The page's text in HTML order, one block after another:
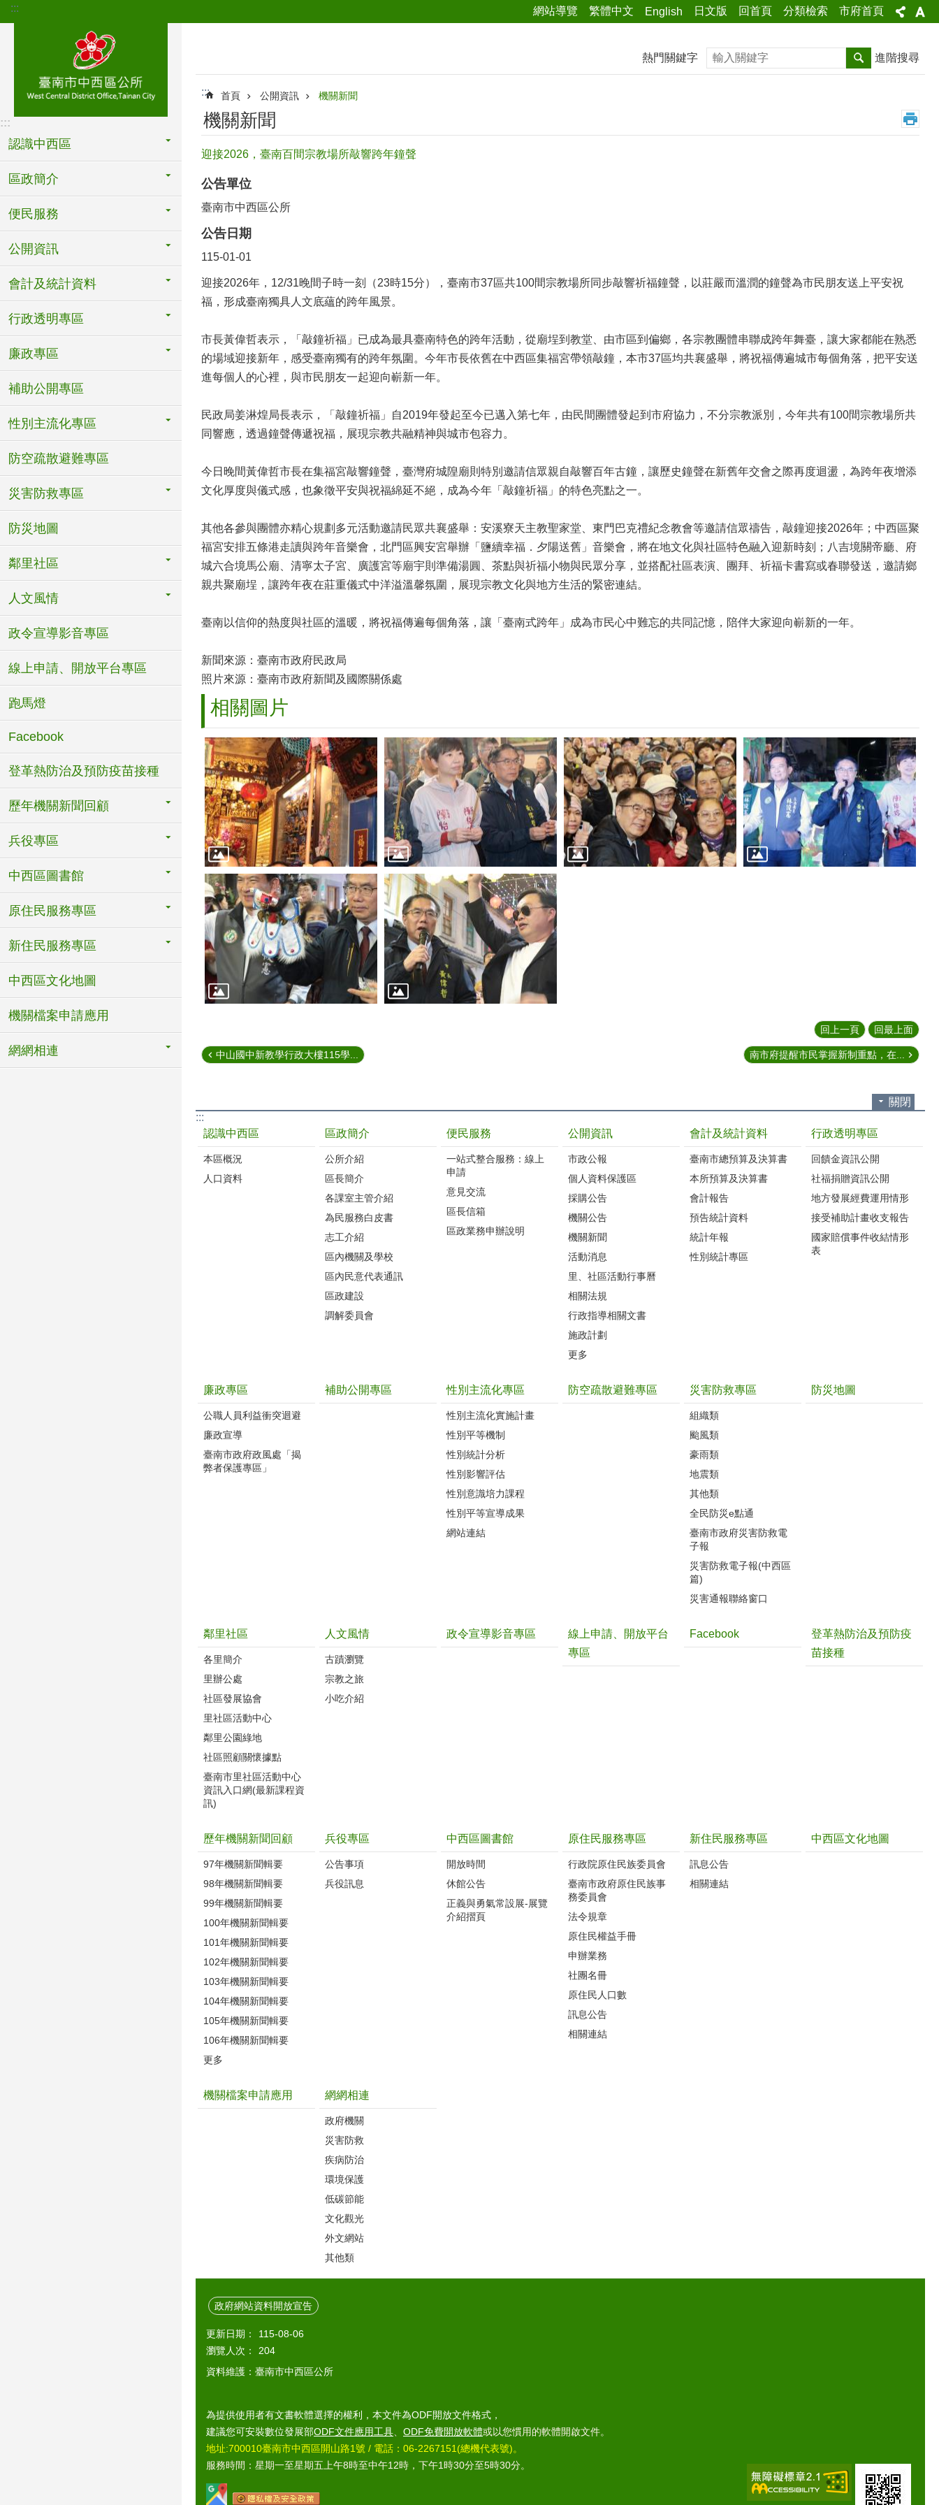
跳到主要內容區塊
::: 網站導覽 繁體中文 English 日文版 回首頁 分類檢索 市府首頁
:::
認識中西區
區政簡介
便民服務
公開資訊
會計及統計資料
行政透明專區
廉政專區
補助公開專區
性別主流化專區
防空疏散避難專區
災害防救專區
防災地圖
鄰里社區
人文風情
政令宣導影音專區
線上申請、開放平台專區
跑馬燈
Facebook
登革熱防治及預防疫苗接種
歷年機關新聞回顧
兵役專區
中西區圖書館
原住民服務專區
新住民服務專區
中西區文化地圖
機關檔案申請應用
網網相連
熱門關鍵字 搜尋 進階搜尋
::: 首頁 公開資訊 機關新聞
機關新聞
迎接2026，臺南百間宗教場所敲響跨年鐘聲
公告單位
臺南市中西區公所
公告日期
115-01-01
迎接2026年，12/31晚間子時一刻（23時15分），臺南市37區共100間宗教場所同步敲響祈福鐘聲，以莊嚴而溫潤的鐘聲為市民朋友送上平安祝
福，形成臺南獨具人文底蘊的跨年風景。
市長黃偉哲表示，「敲鐘祈福」已成為最具臺南特色的跨年活動，從廟埕到教堂、由市區到偏鄉，各宗教團體串聯成跨年舞臺，讓大家都能在熟悉
的場域迎接新年，感受臺南獨有的跨年氛圍。今年市長依舊在中西區集福宮帶領敲鐘，本市37區均共襄盛舉，將祝福傳遍城市每個角落，把平安送
進每個人的心裡，與市民朋友一起迎向嶄新一年。
民政局姜淋煌局長表示，「敲鐘祈福」自2019年發起至今已邁入第七年，由民間團體發起到市府協力，不分宗教派別，今年共有100間宗教場所共
同響應，透過鐘聲傳遞祝福，展現宗教共融精神與城市包容力。
今日晚間黃偉哲市長在集福宮敲響鐘聲，臺灣府城隍廟則特別邀請信眾親自敲響百年古鐘，讓歷史鐘聲在新舊年交會之際再度迴盪，為跨年夜增添
文化厚度與儀式感，也象徵平安與祝福綿延不絕，成為今年「敲鐘祈福」的特色亮點之一。
其他各參與團體亦精心規劃多元活動邀請民眾共襄盛舉：安溪寮天主教聖家堂、東門巴克禮紀念教會等邀請信眾禱告，敲鐘迎接2026年；中西區聚
福宮安排五條港走讀與跨年音樂會，北門區興安宮舉辦「鹽續幸福．夕陽送舊」音樂會，將在地文化與社區特色融入迎新時刻；八吉境關帝廳、府
城六合境馬公廟、清寧太子宮、廣護宮等廟宇則準備湯圓、茶點與祈福小物與民眾分享，並搭配社區表演、團拜、祈福卡書寫或春聯發送，邀請鄉
親共聚廟埕，讓跨年夜在莊重儀式中洋溢溫馨氛圍，展現宗教文化與地方生活的緊密連結。
臺南以信仰的熱度與社區的溫暖，將祝福傳遍每個角落，讓「臺南式跨年」成為市民心中難忘的共同記憶，陪伴大家迎向嶄新的一年。
新聞來源：臺南市政府民政局
照片來源：臺南市政府新聞及國際關係處
相關圖片
回上一頁 回最上面
中山國中新教學行政大樓115學... 南市府提醒市民掌握新制重點，在...
關閉
:::
認識中西區
本區概況
人口資料
區政簡介
公所介紹
區長簡介
各課室主管介紹
為民服務白皮書
志工介紹
區內機關及學校
區內民意代表通訊
區政建設
調解委員會
便民服務
一站式整合服務：線上
申請
意見交流
區長信箱
區政業務申辦說明
公開資訊
市政公報
個人資料保護區
採購公告
機關公告
機關新聞
活動消息
里、社區活動行事曆
相關法規
行政指導相關文書
施政計劃
更多
會計及統計資料
臺南市總預算及決算書
本所預算及決算書
會計報告
預告統計資料
統計年報
性別統計專區
行政透明專區
回饋金資訊公開
社福捐贈資訊公開
地方發展經費運用情形
接受補助計畫收支報告
國家賠償事件收結情形
表
廉政專區
公職人員利益衝突迴避
廉政宣導
臺南市政府政風處「揭
弊者保護專區」
補助公開專區 性別主流化專區
性別主流化實施計畫
性別平等機制
性別統計分析
性別影響評估
性別意識培力課程
性別平等宣導成果
網站連結
防空疏散避難專區 災害防救專區
組織類
颱風類
豪雨類
地震類
其他類
全民防災e點通
臺南市政府災害防救電
子報
災害防救電子報(中西區
篇)
災害通報聯絡窗口
防災地圖
鄰里社區
各里簡介
里辦公處
社區發展協會
里社區活動中心
鄰里公園綠地
社區照顧關懷據點
臺南市里社區活動中心
資訊入口網(最新課程資
訊)
人文風情
古蹟瀏覽
宗教之旅
小吃介紹
政令宣導影音專區
線上申請、開放平台
專區
Facebook
登革熱防治及預防疫
苗接種
歷年機關新聞回顧
97年機關新聞輯要
98年機關新聞輯要
99年機關新聞輯要
100年機關新聞輯要
101年機關新聞輯要
102年機關新聞輯要
103年機關新聞輯要
104年機關新聞輯要
105年機關新聞輯要
106年機關新聞輯要
更多
兵役專區
公告事項
兵役訊息
中西區圖書館
開放時間
休館公告
正義與勇氣常設展-展覽
介紹摺頁
原住民服務專區
行政院原住民族委員會
臺南市政府原住民族事
務委員會
法令規章
原住民權益手冊
申辦業務
社團名冊
原住民人口數
訊息公告
相關連結
新住民服務專區
訊息公告
相關連結
中西區文化地圖
機關檔案申請應用 網網相連
政府機關
災害防救
疾病防治
環境保護
低碳節能
文化觀光
外文網站
其他類
政府網站資料開放宣告
更新日期：
115-08-06
瀏覽人次：
204
資料維護：臺南市中西區公所
為提供使用者有文書軟體選擇的權利，本文件為ODF開放文件格式，
建議您可安裝數位發展部ODF文件應用工具 ODF免費開放軟體或以您慣用的軟體開啟文件。
地址:700010臺南市中西區開山路1號 / 電話：06-2267151(總機代表號)。
服務時間：星期一至星期五上午8時至中午12時，下午1時30分至5時30分。